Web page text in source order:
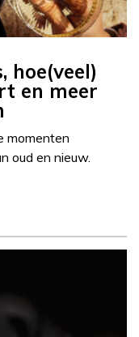
hoe(veel)
en meer
momenten
oud en nieuw.